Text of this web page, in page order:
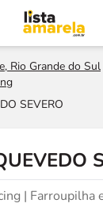
Rio Grande do Sul
SEVERO
| Farroupilha